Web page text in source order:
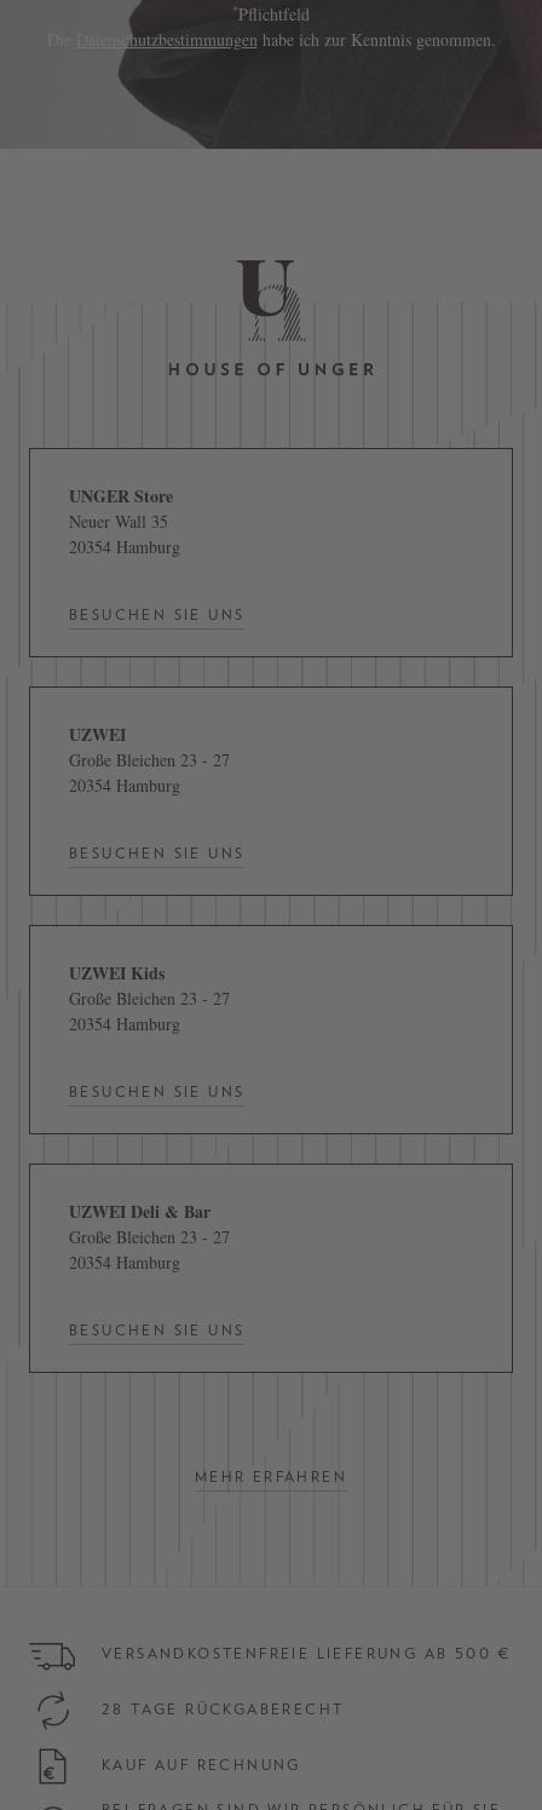
*Pflichtfeld
Datenschutzbestimmungen habe ich zur Kenntnis genommen.
UNGER Store
Neuer Wall 35
20354 Hamburg
BESUCHEN SIE UNS
UZWEI
Große Bleichen 23 - 27
20354 Hamburg
BESUCHEN SIE UNS
UZWEI Kids
Große Bleichen 23 - 27
20354 Hamburg
BESUCHEN SIE UNS
UZWEI Deli & Bar
Große Bleichen 23 - 27
20354 Hamburg
BESUCHEN SIE UNS
MEHR ERFAHREN
VERSANDKOSTENFREIE LIEFERUNG AB 500 €
28 TAGE RÜCKGABERECHT
KAUF AUF RECHNUNG